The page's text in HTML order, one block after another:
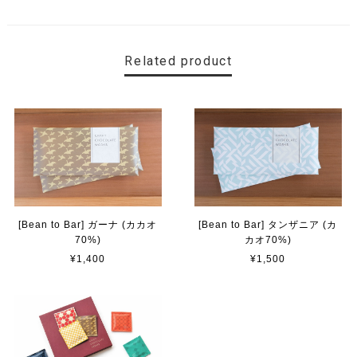
Related product
[Bean to Bar] ガーナ (カカオ
70%)
¥1,400
[Bean to Bar] タンザニア (カ
カオ70%)
¥1,500